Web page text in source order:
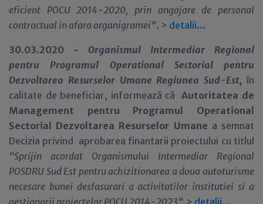
eficient POCU 2014-2020, prin angajare de personal
contractual in afara organigramei”. > detalii...
30.03.2020 - Organismul Intermediar Regional
pentru Programul Operational Sectorial pentru
Dezvoltarea Resurselor Umane Regiunea Sud-Est, în
calitate de beneficiar, informează că Autoritatea de
Management pentru Programul Operational
Sectorial Dezvoltarea Resurselor Umane a semnat
Decizia privind aprobarea finantarii proiectului cu titlul
”Sprijin acordat Organismului Intermediar Regional
POSDRU Sud Est pentru achizitionarea a doua autoturisme
necesare bunei desfasurari a activitatilor institutiei si a
gestionarii proiectelor POCU 2014-2023”.> detalii...